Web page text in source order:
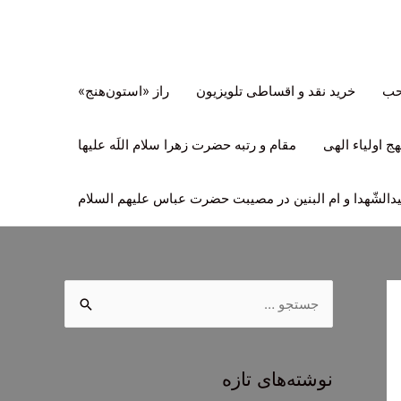
خرید نقد و اقساطی تلویزیون راز «استون‌هنج»
اولیاء الهی مقام و رتبه حضرت زهرا سلام اللَه علیها
و ام البنین در مصیبت حضرت عباس علیهم السلام
جنوشته‌های تازه